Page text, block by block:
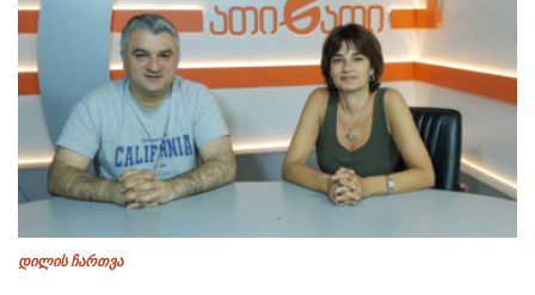
დილის ჩართვა